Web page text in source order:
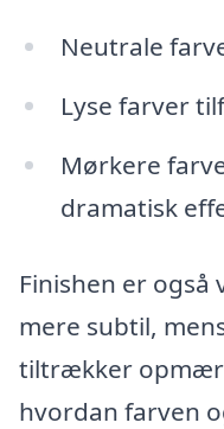
Neutrale
Lyse farver
Mørkere
dramatisk
Finishen er
mere subtil,
tiltrækker
hvordan farven